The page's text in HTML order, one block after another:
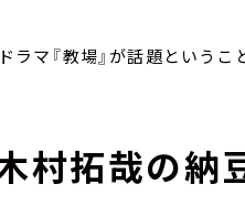
マ『教場』が話題というこ
村拓哉の納